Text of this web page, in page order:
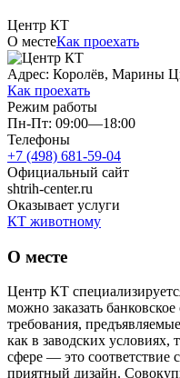
Центр КТ
О местеКак проехать
Адрес: Королёв, Марины
Как проехать
Режим работы
Пн-Пт: 09:00—18:00
Телефоны
+7 (498) 681-59-04
Официальный сайт
shtrih-center.ru
Оказывает услуги
КТ животному
О месте
Центр КТ
можно заказать
требования,
как в заводских условиях,
сфере — это соответствие
приятный дизайн.